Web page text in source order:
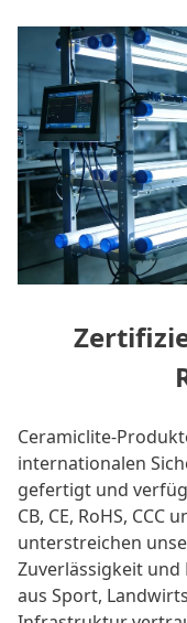
Ceramiclite-
internationalen
gefertigt und
CB, CE, RoHS,
unterstreichen
Zuverlässigkeit
aus Sport,